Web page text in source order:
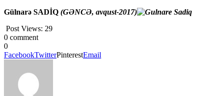
Gülnarə SADİQ (GƏNCƏ, avqust-2017)
Post Views: 29
0 comment
0
FacebookTwitterPinterestEmail